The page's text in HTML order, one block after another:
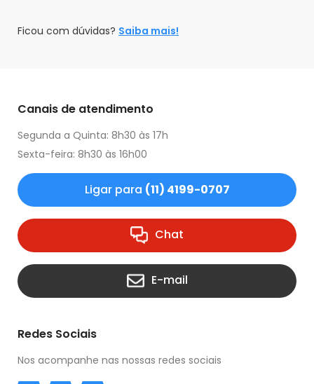
Ficou com dúvidas? Saiba mais!
Canais de atendimento
Segunda a Quinta: 8h30 às 17h
Sexta-feira: 8h30 às 16h00
Ligar para (11) 4199-0707
Chat
E-mail
Redes Sociais
Nos acompanhe nas nossas redes sociais